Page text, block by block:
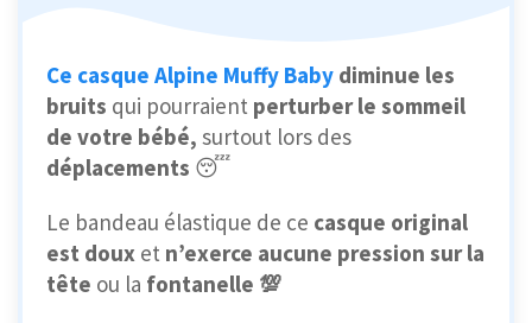
Ce casque Alpine Muffy Baby diminue les
bruits qui pourraient perturber le sommeil
de votre bébé, surtout lors des
déplacements 😴
Le bandeau élastique de ce casque original
est doux et n’exerce aucune pression sur la
tête ou la fontanelle 💯